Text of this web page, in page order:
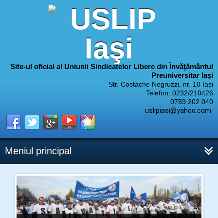
Site-ul oficial al Uniunii Sindicatelor Libere din Învăţământul
Preuniversitar Iaşi
Str. Costache Negruzzi, nr. 10 Iași
Telefon: 0232/210426
0759 202 040
uslipiasi@yahoo.com
Meniul principal